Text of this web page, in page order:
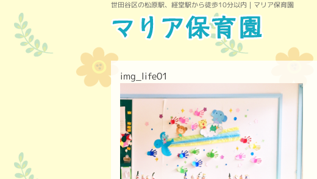
世田谷区の松原駅、経堂駅から徒歩10分以内｜マリア保育園
img_life01